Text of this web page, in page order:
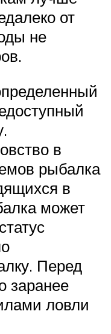
от
не
в
рыбалка
в
может
Перед
заранее
ловли